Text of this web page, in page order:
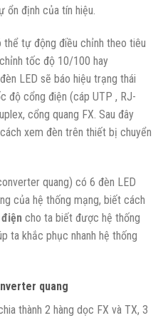
ổn định của tín hiệu.
thể tự động điều chỉnh theo tiêu
tốc độ 10/100 hay
LED sẽ báo hiệu trạng thái
độ cổng điện (cáp UTP , RJ-
cổng quang FX. Sau đây
xem đèn trên thiết bị chuyển
quang) có 6 đèn LED
của hệ thống mạng, biết cách
cho ta biết được hệ thống
ta khắc phục nhanh hệ thống
quang
thành 2 hàng dọc FX và TX, 3